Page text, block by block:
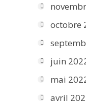
octobre
juin
mai
avril